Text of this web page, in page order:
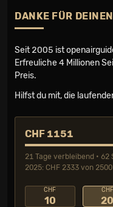
DANKE FÜR
Seit 2005 ist
Erfreuliche 4 Millionen
Preis.
Hilfst du mit, die
CHF 1151
21 Tage verbleibend •
2025: CHF 2333 von
CHF
10
CHF
20